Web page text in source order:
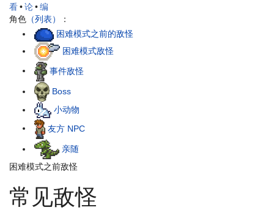
看•论•编
角色 （列表）
：
困难模式之前的敌怪
困难模式敌怪
事件敌怪
Boss
小动物
友方 NPC
亲随
困难模式之前敌怪
常见敌怪